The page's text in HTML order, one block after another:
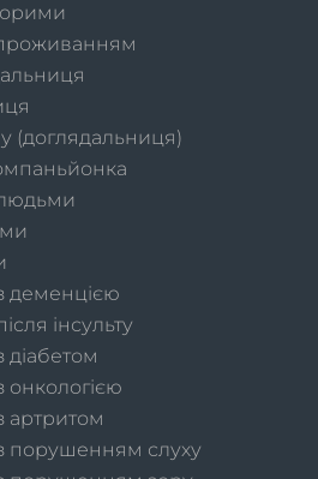
(доглядальниця)
людьми
деменцією
інсульту
діабетом
онкологією
артритом
порушенням слуху